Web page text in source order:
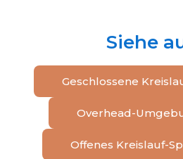
Siehe
Geschlossene
Overhead-
Offenes Kreislauf-